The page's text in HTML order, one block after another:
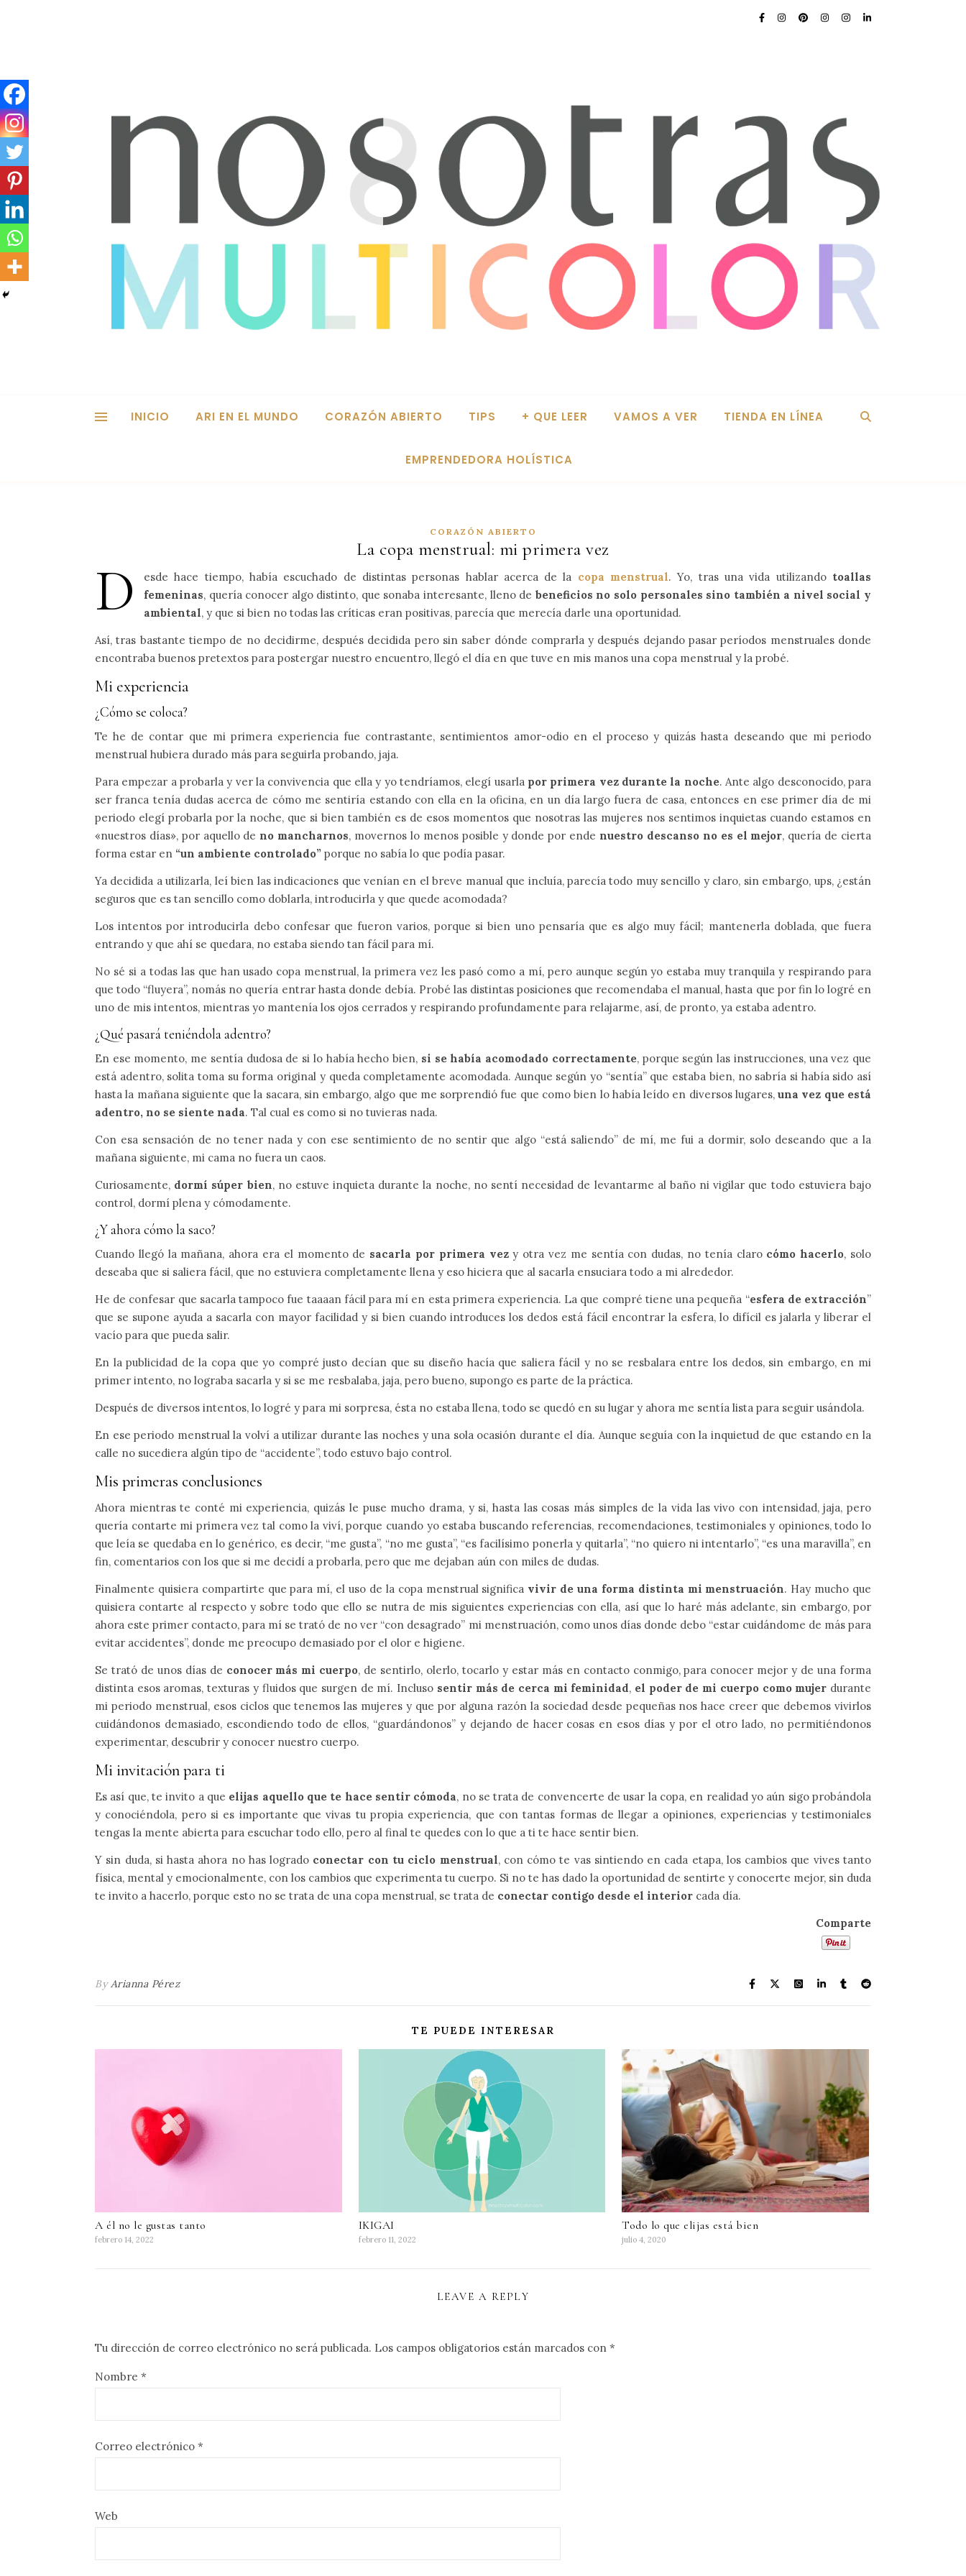
INICIO ARI EN EL MUNDO CORAZÓN ABIERTO TIPS + QUE LEER VAMOS A VER TIENDA EN LÍNEA
EMPRENDEDORA HOLÍSTICA
CORAZÓN ABIERTO
La copa menstrual: mi primera vez
D esde hace tiempo, había escuchado de distintas personas hablar acerca de la copa menstrual. Yo, tras una vida utilizando toallas
femeninas, quería conocer algo distinto, que sonaba interesante, lleno de beneficios no solo personales sino también a nivel social y
ambiental, y que si bien no todas las críticas eran positivas, parecía que merecía darle una oportunidad.
Así, tras bastante tiempo de no decidirme, después decidida pero sin saber dónde comprarla y después dejando pasar períodos menstruales donde
encontraba buenos pretextos para postergar nuestro encuentro, llegó el día en que tuve en mis manos una copa menstrual y la probé.
Mi experiencia
¿Cómo se coloca?
Te he de contar que mi primera experiencia fue contrastante, sentimientos amor-odio en el proceso y quizás hasta deseando que mi periodo
menstrual hubiera durado más para seguirla probando, jaja.
Para empezar a probarla y ver la convivencia que ella y yo tendríamos, elegí usarla por primera vez durante la noche. Ante algo desconocido, para
ser franca tenía dudas acerca de cómo me sentiría estando con ella en la oficina, en un día largo fuera de casa, entonces en ese primer día de mi
periodo elegí probarla por la noche, que si bien también es de esos momentos que nosotras las mujeres nos sentimos inquietas cuando estamos en
«nuestros días», por aquello de no mancharnos, movernos lo menos posible y donde por ende nuestro descanso no es el mejor, quería de cierta
forma estar en “un ambiente controlado” porque no sabía lo que podía pasar.
Ya decidida a utilizarla, leí bien las indicaciones que venían en el breve manual que incluía, parecía todo muy sencillo y claro, sin embargo, ups, ¿están
seguros que es tan sencillo como doblarla, introducirla y que quede acomodada?
Los intentos por introducirla debo confesar que fueron varios, porque si bien uno pensaría que es algo muy fácil; mantenerla doblada, que fuera
entrando y que ahí se quedara, no estaba siendo tan fácil para mí.
No sé si a todas las que han usado copa menstrual, la primera vez les pasó como a mí, pero aunque según yo estaba muy tranquila y respirando para
que todo “fluyera”, nomás no quería entrar hasta donde debía. Probé las distintas posiciones que recomendaba el manual, hasta que por fin lo logré en
uno de mis intentos, mientras yo mantenía los ojos cerrados y respirando profundamente para relajarme, así, de pronto, ya estaba adentro.
¿Qué pasará teniéndola adentro?
En ese momento, me sentía dudosa de si lo había hecho bien, si se había acomodado correctamente, porque según las instrucciones, una vez que
está adentro, solita toma su forma original y queda completamente acomodada. Aunque según yo “sentía” que estaba bien, no sabría si había sido así
hasta la mañana siguiente que la sacara, sin embargo, algo que me sorprendió fue que como bien lo había leído en diversos lugares,una vez que está
adentro, no se siente nada. Tal cual es como si no tuvieras nada.
Con esa sensación de no tener nada y con ese sentimiento de no sentir que algo “está saliendo” de mí, me fui a dormir, solo deseando que a la
mañana siguiente, mi cama no fuera un caos.
Curiosamente, dormí súper bien, no estuve inquieta durante la noche, no sentí necesidad de levantarme al baño ni vigilar que todo estuviera bajo
control, dormí plena y cómodamente.
¿Y ahora cómo la saco?
Cuando llegó la mañana, ahora era el momento de sacarla por primera vezy otra vez me sentía con dudas, no tenía claro cómo hacerlo, solo
deseaba que si saliera fácil, que no estuviera completamente llena y eso hiciera que al sacarla ensuciara todo a mi alrededor.
He de confesar que sacarla tampoco fue taaaan fácil para mí en esta primera experiencia. La que compré tiene una pequeña “esfera de extracción”
que se supone ayuda a sacarla con mayor facilidad y si bien cuando introduces los dedos está fácil encontrar la esfera, lo difícil es jalarla y liberar el
vacío para que pueda salir.
En la publicidad de la copa que yo compré justo decían que su diseño hacía que saliera fácil y no se resbalara entre los dedos, sin embargo, en mi
primer intento, no lograba sacarla y si se me resbalaba, jaja, pero bueno, supongo es parte de la práctica.
Después de diversos intentos, lo logré y para mi sorpresa, ésta no estaba llena, todo se quedó en su lugar y ahora me sentía lista para seguir usándola.
En ese periodo menstrual la volví a utilizar durante las noches y una sola ocasión durante el día. Aunque seguía con la inquietud de que estando en la
calle no sucediera algún tipo de “accidente”, todo estuvo bajo control.
Mis primeras conclusiones
Ahora mientras te conté mi experiencia, quizás le puse mucho drama, y si, hasta las cosas más simples de la vida las vivo con intensidad, jaja, pero
quería contarte mi primera vez tal como la viví, porque cuando yo estaba buscando referencias, recomendaciones, testimoniales y opiniones, todo lo
que leía se quedaba en lo genérico, es decir, “me gusta”, “no me gusta”, “es facilísimo ponerla y quitarla”, “no quiero ni intentarlo”, “es una maravilla”, en
fin, comentarios con los que si me decidí a probarla, pero que me dejaban aún con miles de dudas.
Finalmente quisiera compartirte que para mí, el uso de la copa menstrual significa vivir de una forma distinta mi menstruación. Hay mucho que
quisiera contarte al respecto y sobre todo que ello se nutra de mis siguientes experiencias con ella, así que lo haré más adelante, sin embargo, por
ahora este primer contacto, para mí se trató de no ver “con desagrado” mi menstruación, como unos días donde debo “estar cuidándome de más para
evitar accidentes”, donde me preocupo demasiado por el olor e higiene.
Se trató de unos días de conocer más mi cuerpo, de sentirlo, olerlo, tocarlo y estar más en contacto conmigo, para conocer mejor y de una forma
distinta esos aromas, texturas y fluidos que surgen de mí. Incluso sentir más de cerca mi feminidad, el poder de mi cuerpo como mujer durante
mi periodo menstrual, esos ciclos que tenemos las mujeres y que por alguna razón la sociedad desde pequeñas nos hace creer que debemos vivirlos
cuidándonos demasiado, escondiendo todo de ellos, “guardándonos” y dejando de hacer cosas en esos días y por el otro lado, no permitiéndonos
experimentar, descubrir y conocer nuestro cuerpo.
Mi invitación para ti
Es así que, te invito a que elijas aquello que te hace sentir cómoda, no se trata de convencerte de usar la copa, en realidad yo aún sigo probándola
y conociéndola, pero si es importante que vivas tu propia experiencia, que con tantas formas de llegar a opiniones, experiencias y testimoniales
tengas la mente abierta para escuchar todo ello, pero al final te quedes con lo que a ti te hace sentir bien.
Y sin duda, si hasta ahora no has logrado conectar con tu ciclo menstrual, con cómo te vas sintiendo en cada etapa, los cambios que vives tanto
física, mental y emocionalmente, con los cambios que experimenta tu cuerpo. Si no te has dado la oportunidad de sentirte y conocerte mejor, sin duda
te invito a hacerlo, porque esto no se trata de una copa menstrual, se trata de conectar contigo desde el interior cada día.
Comparte
ByArianna Pérez
TE PUEDE INTERESAR
A él no le gustas tanto
febrero 14, 2022
IKIGAI
febrero 11, 2022
Todo lo que elijas está bien
julio 4, 2020
LEAVE A REPLY
Tu dirección de correo electrónico no será publicada. Los campos obligatorios están marcados con *
Nombre *
Correo electrónico *
Web